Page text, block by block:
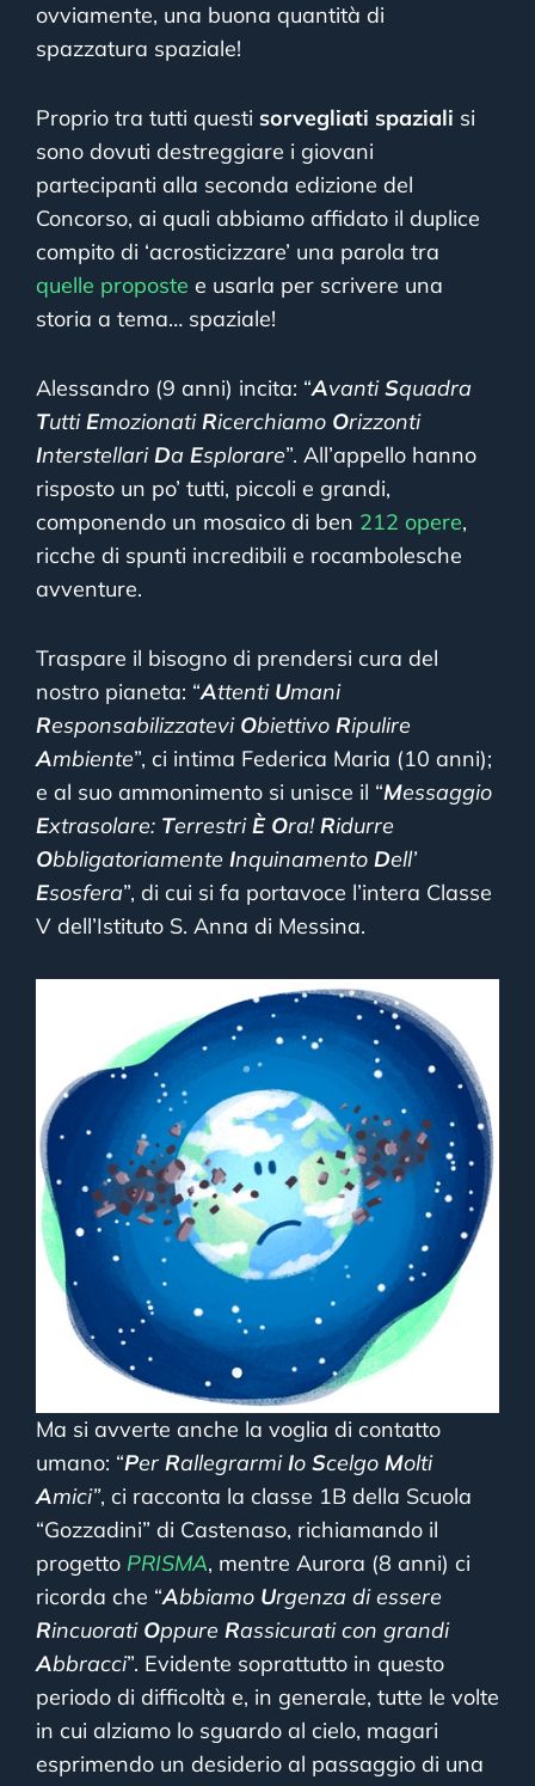
ovviamente, una buona quantità di
spazzatura spaziale!
Proprio tra tutti questi sorvegliati spaziali si
sono dovuti destreggiare i giovani
partecipanti alla seconda edizione del
Concorso, ai quali abbiamo affidato il duplice
compito di ‘acrosticizzare’ una parola tra
quelle proposte e usarla per scrivere una
storia a tema… spaziale!
Alessandro (9 anni) incita: “AvantiSquadra
TuttiEmozionatiRicerchiamo Orizzonti
InterstellariDa Esplorare”. All’appello hanno
risposto un po’ tutti, piccoli e grandi,
componendo un mosaico di ben 212 opere,
ricche di spunti incredibili e rocambolesche
avventure.
Traspare il bisogno di prendersi cura del
nostro pianeta: “Attenti Umani
Responsabilizzatevi Obiettivo Ripulire
Ambiente”, ci intima Federica Maria (10 anni);
e al suo ammonimento si unisce il “Messaggio
Extrasolare: TerrestriÈ Ora!Ridurre
Obbligatoriamente Inquinamento Dell’
Esosfera”, di cui si fa portavoce l’intera Classe
V dell’Istituto S. Anna di Messina.
Ma si avverte anche la voglia di contatto
umano: “Per RallegrarmiIo Scelgo Molti
Amici”, ci racconta la classe 1B della Scuola
“Gozzadini” di Castenaso, richiamando il
progetto PRISMA, mentre Aurora (8 anni) ci
ricorda che “Abbiamo Urgenza di essere
Rincuorati Oppure Rassicurati con grandi
Abbracci”. Evidente soprattutto in questo
periodo di difficoltà e, in generale, tutte le volte
in cui alziamo lo sguardo al cielo, magari
esprimendo un desiderio al passaggio di una